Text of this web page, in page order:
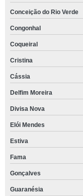
Conceição do Rio Verde
Congonhal
Coqueiral
Cristina
Cássia
Delfim Moreira
Divisa Nova
Elói Mendes
Estiva
Fama
Gonçalves
Guaranésia